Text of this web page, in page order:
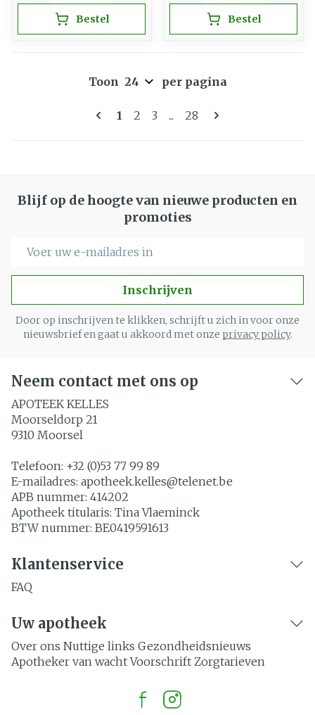
Bestel Bestel
Pagina's
U lees momenteel pagina
1 Pagina
2 Pagina
3 ... Pagina
28
Toon per pagina
Blijf op de hoogte van nieuwe producten en
promoties
Inschrijven
Door op inschrijven te klikken, schrijft u zich in voor onze
nieuwsbrief en gaat u akkoord met onze privacy policy.
Neem contact met ons op
APOTEEK KELLES
Moorseldorp 21
9310 Moorsel
Telefoon: +32 (0)53 77 99 89
E-mailadres: apotheek.kelles@telenet.be
APB nummer: 414202
Apotheek titularis: Tina Vlaeminck
BTW nummer: BE0419591613
Klantenservice
FAQ
Uw apotheek
Over ons Nuttige links Gezondheidsnieuws
Apotheker van wacht Voorschrift Zorgtarieven